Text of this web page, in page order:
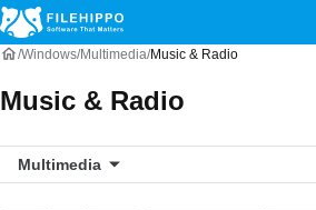
Windows Multimedia Music & Radio
Music & Radio
Multimedia